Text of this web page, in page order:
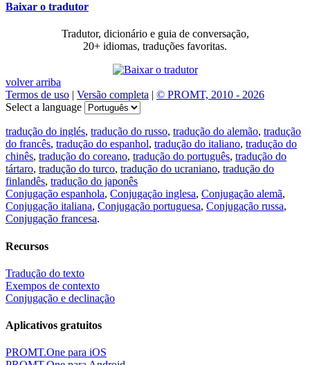
Baixar o tradutor
Tradutor, dicionário e guia de conversação,
20+ idiomas, traduções favoritas.
volver arriba
Termos de uso | Versão completa | © PROMT, 2010 - 2026
Select a language
tradução do inglés, tradução do russo, tradução do alemão, tradução
do francês, tradução do espanhol, tradução do italiano, tradução do
chinês, tradução do coreano, tradução do português, tradução do
tártaro, tradução do turco, tradução do ucraniano, tradução do
finlandês, tradução do japonês
Conjugação espanhola, Conjugação inglesa, Conjugação alemã,
Conjugação italiana, Conjugação portuguesa, Conjugação russa,
Conjugação francesa.
Recursos
Tradução do texto
Exempos de contexto
Conjugação e declinação
Aplicativos gratuitos
PROMT.One para iOS